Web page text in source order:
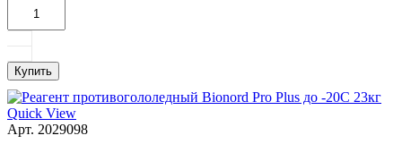
Купить
Quick View
Арт. 2029098